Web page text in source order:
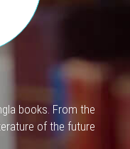
books. From the
of the future